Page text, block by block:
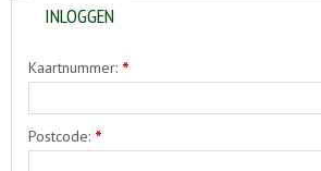
INLOGGEN
Kaartnummer: *
Postcode: *